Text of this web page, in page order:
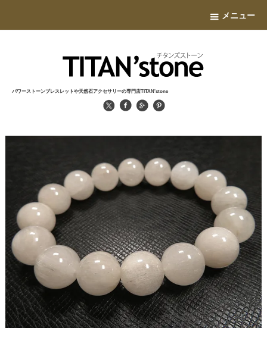
メニュー
パワーストーンブレスレットや天然石アクセサリーの専門店TITAN'stone